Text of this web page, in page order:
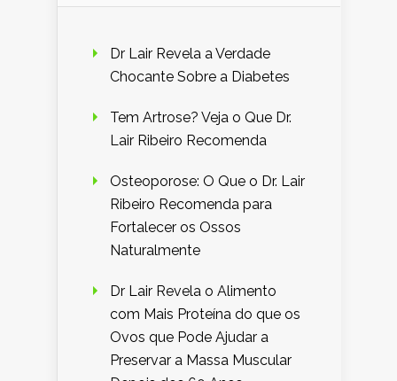
Dr Lair Revela a Verdade
Chocante Sobre a Diabetes
Tem Artrose? Veja o Que Dr.
Lair Ribeiro Recomenda
Osteoporose: O Que o Dr. Lair
Ribeiro Recomenda para
Fortalecer os Ossos
Naturalmente
Dr Lair Revela o Alimento
com Mais Proteína do que os
Ovos que Pode Ajudar a
Preservar a Massa Muscular